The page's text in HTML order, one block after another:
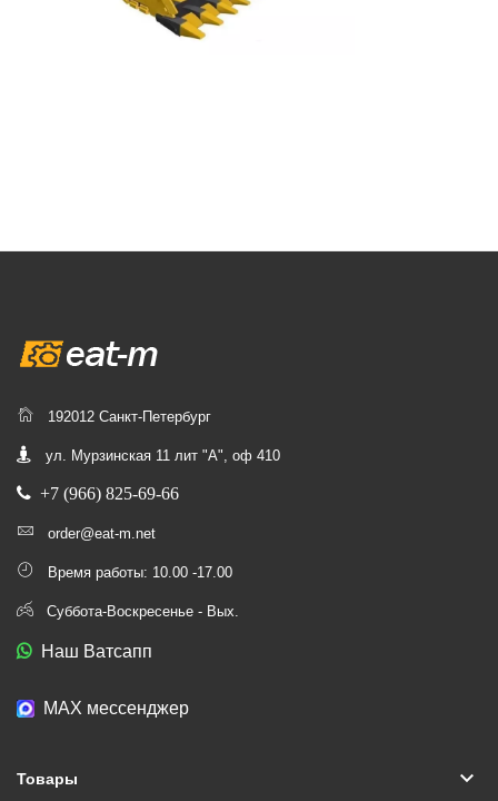
192012 Санкт-Петербург
ул. Мурзинская 11 лит "А", оф 410
+7 (966) 825-69-66
order@eat-m.net
Время работы: 10.00 -17.00
Суббота-Воскресенье - Вых.
Наш Ватсапп
МАХ мессенджер
Товары keyboard_arrow_down